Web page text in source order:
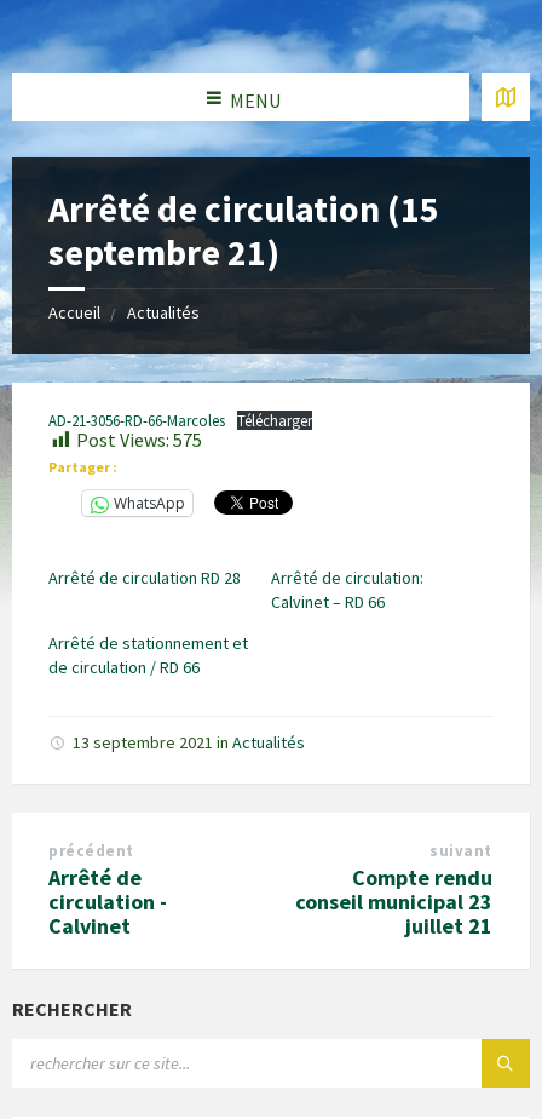
MENU
Arrêté de circulation (15
septembre 21)
Accueil Actualités
AD-21-3056-RD-66-Marcoles Télécharger
Post Views: 575
Partager :
WhatsApp
Arrêté de circulation RD 28
Arrêté de circulation:
Calvinet – RD 66
Arrêté de stationnement et
de circulation / RD 66
13 septembre 2021 in Actualités
précédent
Arrêté de
circulation -
Calvinet
suivant
Compte rendu
conseil municipal 23
juillet 21
RECHERCHER